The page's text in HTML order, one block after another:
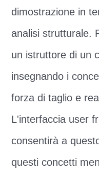
dimostrazione in
analisi strutturale.
un istruttore di un
insegnando i
forza di taglio e
L'interfaccia user
consentirà a
questi concetti